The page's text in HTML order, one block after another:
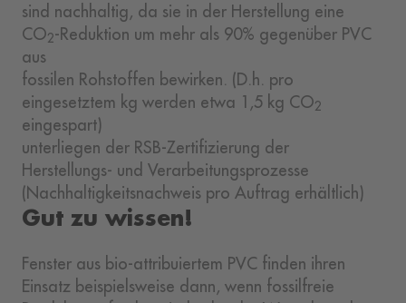
sind nachhaltig, da sie in der Herstellung eine
CO2-Reduktion um mehr als 90% gegenüber PVC
aus
fossilen Rohstoffen bewirken. (D.h. pro
eingesetztem kg werden etwa 1,5 kg CO2
eingespart)
unterliegen der RSB-Zertifizierung der
Herstellungs- und Verarbeitungsprozesse
(Nachhaltigkeitsnachweis pro Auftrag erhältlich)
Gut zu wissen!
Fenster aus bio-attribuiertem PVC finden ihren
Einsatz beispielsweise dann, wenn fossilfreie